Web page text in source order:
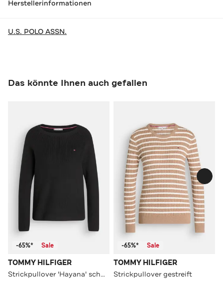
Herstellerinformationen
U.S. POLO ASSN.
Das könnte Ihnen auch gefallen
-65%* Sale
TOMMY HILFIGER
Strickpullover 'Hayana' schwarz
-65%* Sale
TOMMY HILFIGER
Strickpullover gestreift